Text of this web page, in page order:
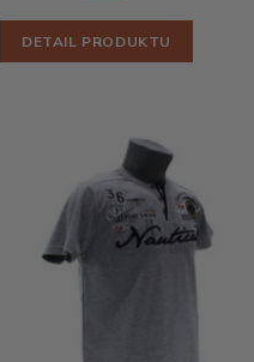
DETAIL PRODUKTU